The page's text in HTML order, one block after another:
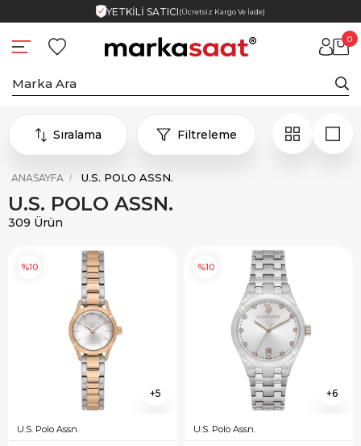
YETKİLİ SATICI(Ücretsiz Kargo Ve İade)
0
Filtreleme
Sıralama
ANASAYFA U.S. POLO ASSN.
U.S. POLO ASSN.
309 Ürün
5
U.S. Polo Assn.
%10
6
U.S. Polo Assn.
%10